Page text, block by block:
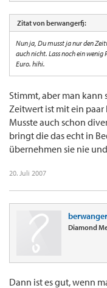
Zitat von berwangerfj:
Nun ja, Du musst ja nur den
auch nicht. Lass noch ein
Euro. hihi.
Stimmt, aber man kann
Zeitwert ist mit ein
Musste auch schon
bringt die das echt in
übernehmen sie nie
20. Juli 2007
Diamond
Dann ist es gut, wenn